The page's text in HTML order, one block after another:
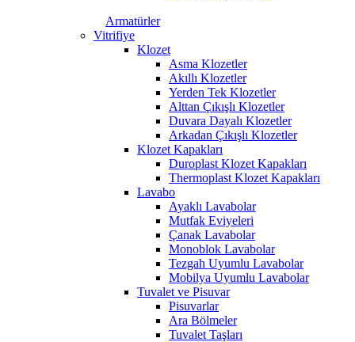
Armatürler
Vitrifiye
Klozet
Asma Klozetler
Akıllı Klozetler
Yerden Tek Klozetler
Alttan Çıkışlı Klozetler
Duvara Dayalı Klozetler
Arkadan Çıkışlı Klozetler
Klozet Kapakları
Duroplast Klozet Kapakları
Thermoplast Klozet Kapakları
Lavabo
Ayaklı Lavabolar
Mutfak Eviyeleri
Çanak Lavabolar
Monoblok Lavabolar
Tezgah Uyumlu Lavabolar
Mobilya Uyumlu Lavabolar
Tuvalet ve Pisuvar
Pisuvarlar
Ara Bölmeler
Tuvalet Taşları